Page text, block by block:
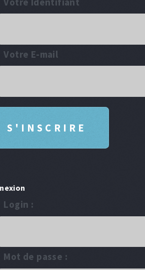
Votre E-mail
Login :
Mot de passe :